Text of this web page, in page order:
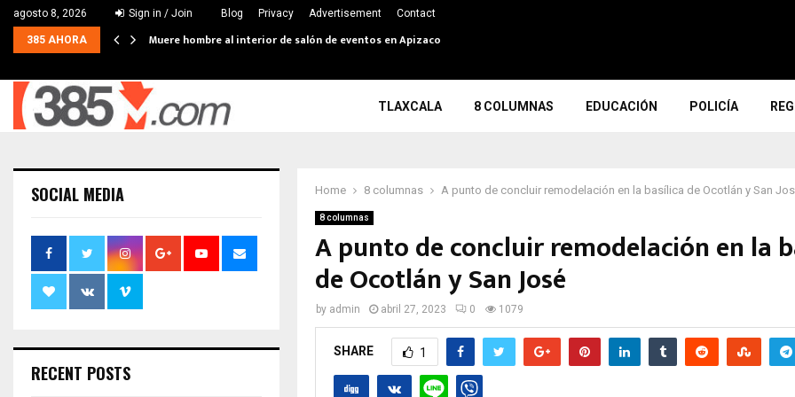
agosto 8, 2026 Sign in / Join Blog Privacy Advertisement Contact
385 AHORA Muere hombre al interior de salón de eventos en Apizaco
TLAXCALA 8 COLUMNAS EDUCACIÓN POLICÍA
Home 8 columnas A punto de concluir remodelación en la basílica de Ocotlán y San
8 columnas
A punto de concluir remodelación en la
de Ocotlán y San José
by admin abril 27, 2023 0 1079
SHARE 1
SOCIAL MEDIA
RECENT POSTS